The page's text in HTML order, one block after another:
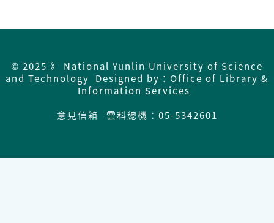
© 2025 》 National Yunlin University of Science
and Technology Designed by：Office of Library &
Information Services
意見信箱
雲科總機：05-5342601